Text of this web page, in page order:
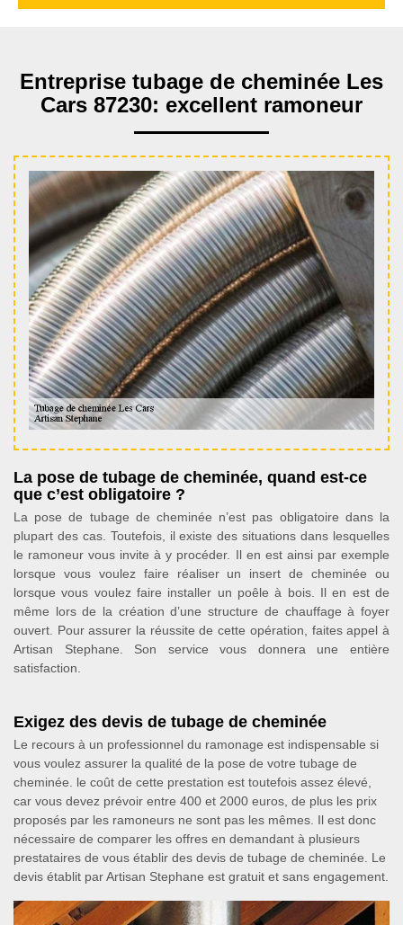
Entreprise tubage de cheminée Les
Cars 87230: excellent ramoneur
La pose de tubage de cheminée, quand est-ce
que c’est obligatoire ?
La pose de tubage de cheminée n’est pas obligatoire dans la
plupart des cas. Toutefois, il existe des situations dans lesquelles
le ramoneur vous invite à y procéder. Il en est ainsi par exemple
lorsque vous voulez faire réaliser un insert de cheminée ou
lorsque vous voulez faire installer un poêle à bois. Il en est de
même lors de la création d’une structure de chauffage à foyer
ouvert. Pour assurer la réussite de cette opération, faites appel à
Artisan Stephane. Son service vous donnera une entière
satisfaction.
Exigez des devis de tubage de cheminée
Le recours à un professionnel du ramonage est indispensable si
vous voulez assurer la qualité de la pose de votre tubage de
cheminée. le coût de cette prestation est toutefois assez élevé,
car vous devez prévoir entre 400 et 2000 euros, de plus les prix
proposés par les ramoneurs ne sont pas les mêmes. Il est donc
nécessaire de comparer les offres en demandant à plusieurs
prestataires de vous établir des devis de tubage de cheminée. Le
devis établit par Artisan Stephane est gratuit et sans engagement.